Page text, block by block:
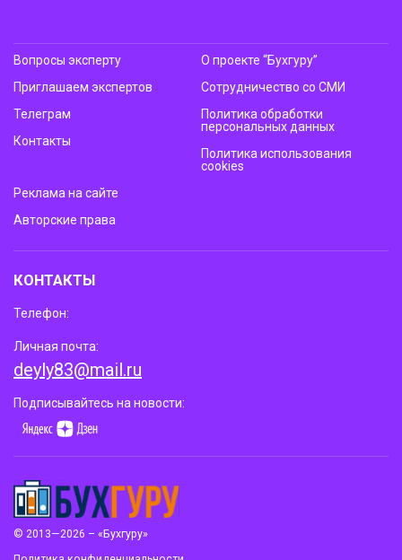
© 2013—2026 – «Бухгуру»
Вопросы эксперту
Приглашаем экспертов
Телеграм
Контакты
О проекте “Бухгуру”
Сотрудничество со СМИ
Политика обработки
персональных данных
Политика использования
cookies
Реклама на сайте
Авторские права
КОНТАКТЫ
Телефон:
Личная почта:
deyly83@mail.ru
Подписывайтесь на новости: